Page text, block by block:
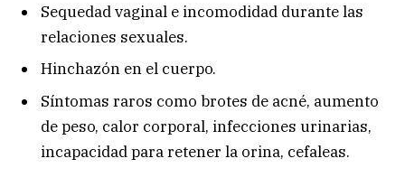
Sequedad vaginal e incomodidad durante las
relaciones sexuales.
Hinchazón en el cuerpo.
Síntomas raros como brotes de acné, aumento
de peso, calor corporal, infecciones urinarias,
incapacidad para retener la orina, cefaleas.